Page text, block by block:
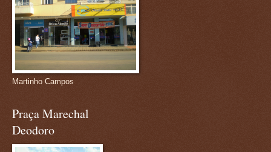
Martinho Campos
Praça Marechal
Deodoro